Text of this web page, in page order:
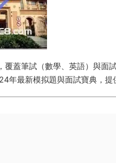
蓋筆試（數學、英語）與面
年最新模拟題與面試寶典，提